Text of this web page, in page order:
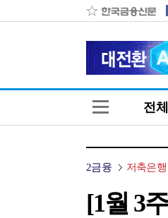
전체
2금융 저축은행
[1월 3